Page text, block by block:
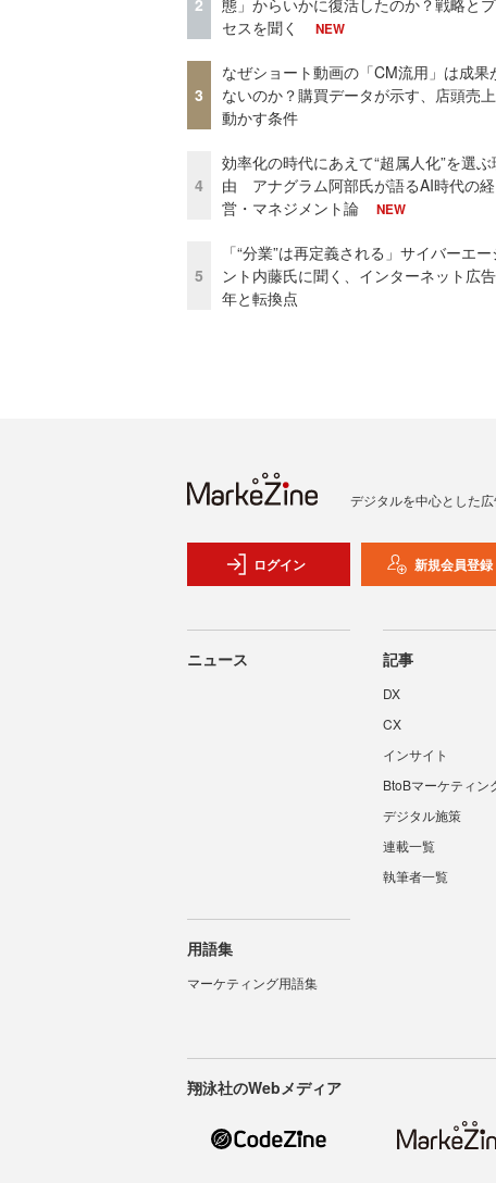
2
態」からいかに復活したのか？戦略と
セスを聞く
NEW
3
なぜショート動画の「CM流用」は成果
ないのか？購買データが示す、店頭売
動かす条件
4
効率化の時代にあえて“超属人化”を選ぶ
由 アナグラム阿部氏が語るAI時代の経
営・マネジメント論
NEW
5
「“分業”は再定義される」サイバーエー
ント内藤氏に聞く、インターネット広
年と転換点
デジタルを中心とした
ログイン 新規会員登録
ニュース 記事
DX
CX
インサイト
BtoBマーケティン
デジタル施策
連載一覧
執筆者一覧
用語集
マーケティング用語集
翔泳社のWebメディア